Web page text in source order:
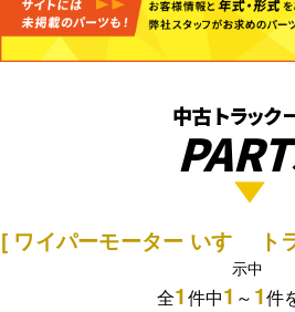
中古トラック
[ ワイパーモーター いすゞ ト
示中
全1件中1 ～ 1件